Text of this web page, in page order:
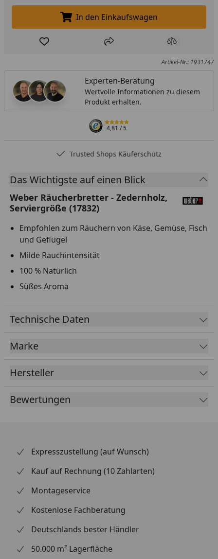
In den Einkaufswagen legen
In den Einkaufswagen
Produkt zur Wunschliste hinzufügen
Teilen Produkt
Artikel-Nr.: 1931747
Experten-Beratung
Wertvolle Informationen zu diesem
Produkt erhalten.
4,81/ 5
Trusted Shops Käuferschutz
Das Wichtigste auf einen Blick
Weber Räucherbretter - Zedernholz,
Serviergröße (17832)
Empfohlen zum Räuchern von Käse, Gemüse, Fisch
und Geflügel
Milde Rauchintensität
100 % Natürlich
Süßes Aroma
Technische Daten
Marke
Hersteller
Bewertungen
Expresszustellung (auf Wunsch)
Kauf auf Rechnung (10 Zahlarten)
Montageservice
Kostenlose Fachberatung
Deutschlands bester Händler
50.000 m² Lagerfläche